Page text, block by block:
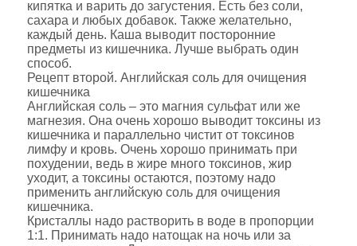
кипятка и варить до загустения. Есть без соли,
сахара и любых добавок. Также желательно,
каждый день. Каша выводит посторонние
предметы из кишечника. Лучше выбрать один
способ.
Рецепт второй. Английская соль для очищения
кишечника
Английская соль – это магния сульфат или же
магнезия. Она очень хорошо выводит токсины из
кишечника и параллельно чистит от токсинов
лимфу и кровь. Очень хорошо принимать при
похудении, ведь в жире много токсинов, жир
уходит, а токсины остаются, поэтому надо
применить английскую соль для очищения
кишечника.
Кристаллы надо растворить в воде в пропорции
1:1. Принимать надо натощак на ночь или за